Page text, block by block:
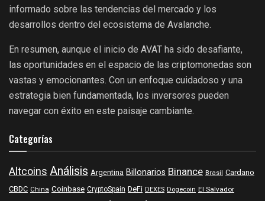
informado sobre las tendencias del mercado y los
desarrollos dentro del ecosistema de Avalanche.
En resumen, aunque el inicio de AVAT ha sido desafiante,
las oportunidades en el espacio de las criptomonedas son
vastas y emocionantes. Con un enfoque cuidadoso y una
estrategia bien fundamentada, los inversores pueden
navegar con éxito en este paisaje cambiante.
Categorías
AltcoinsAnálisis Argentina BillonariosBinance Brasil Cardano
CBDC China Coinbase CryptoSpain DeFi DEXES Dogecoin El Salvador